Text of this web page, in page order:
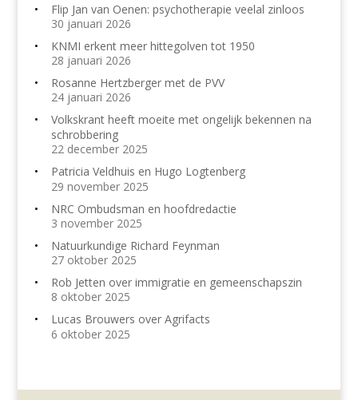
Flip Jan van Oenen: psychotherapie veelal zinloos
30 januari 2026
KNMI erkent meer hittegolven tot 1950
28 januari 2026
Rosanne Hertzberger met de PVV
24 januari 2026
Volkskrant heeft moeite met ongelijk bekennen na
schrobbering
22 december 2025
Patricia Veldhuis en Hugo Logtenberg
29 november 2025
NRC Ombudsman en hoofdredactie
3 november 2025
Natuurkundige Richard Feynman
27 oktober 2025
Rob Jetten over immigratie en gemeenschapszin
8 oktober 2025
Lucas Brouwers over Agrifacts
6 oktober 2025